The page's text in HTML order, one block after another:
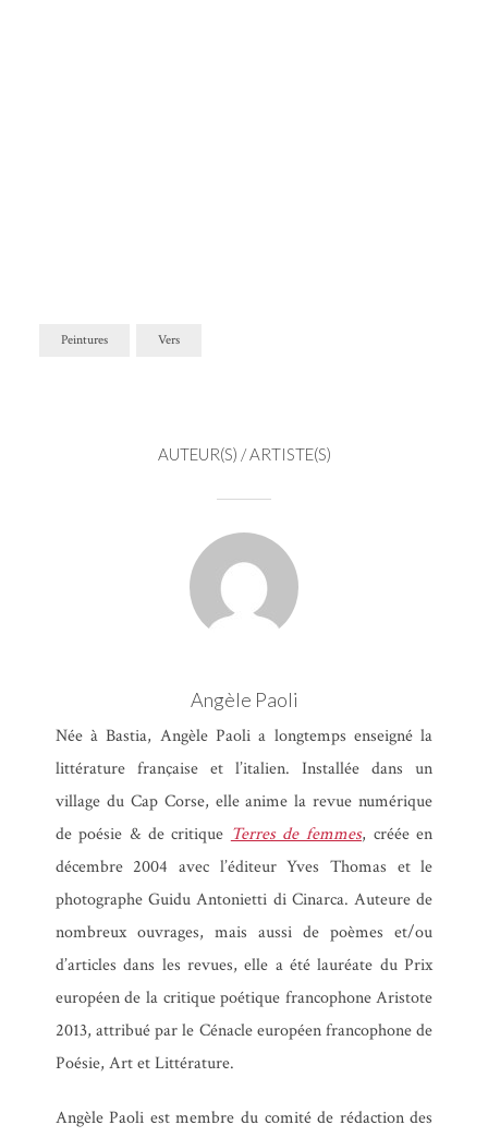
Peintures Vers
AUTEUR(S) / ARTISTE(S)
Angèle Paoli
Née à Bastia, Angèle Paoli a longtemps enseigné la
littérature française et l’italien. Installée dans un
village du Cap Corse, elle anime la revue numérique
de poésie & de critique Terres de femmes, créée en
décembre 2004 avec l’éditeur Yves Thomas et le
photographe Guidu Antonietti di Cinarca. Auteure de
nombreux ouvrages, mais aussi de poèmes et/ou
d’articles dans les revues, elle a été lauréate du Prix
européen de la critique poétique francophone Aristote
2013, attribué par le Cénacle européen francophone de
Poésie, Art et Littérature.
Angèle Paoli est membre du comité de rédaction des